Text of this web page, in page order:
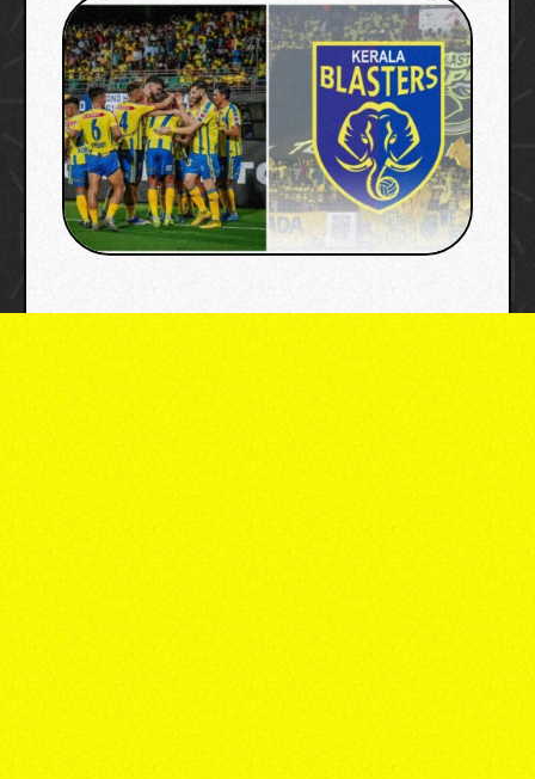
image credit: ISL/ KERALA BLASTERS FC